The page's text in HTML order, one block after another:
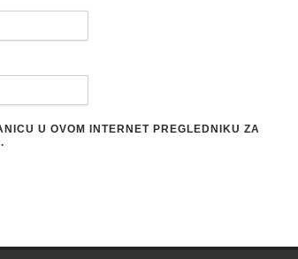
U OVOM INTERNET PREGLEDNIKU ZA